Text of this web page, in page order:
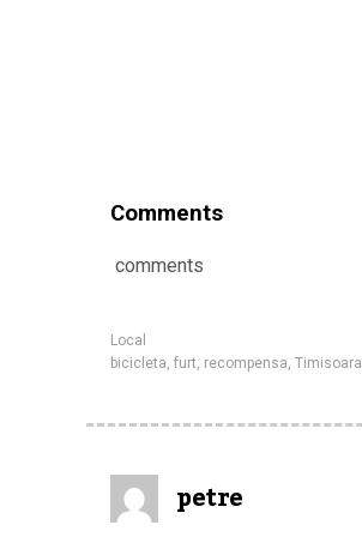
Comments
comments
Local
bicicleta, furt, recompensa, Timisoara
petre